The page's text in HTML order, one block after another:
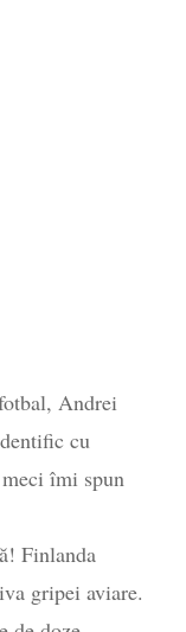
Andrei
cu
îmi spun
Finlanda
gripei aviare.